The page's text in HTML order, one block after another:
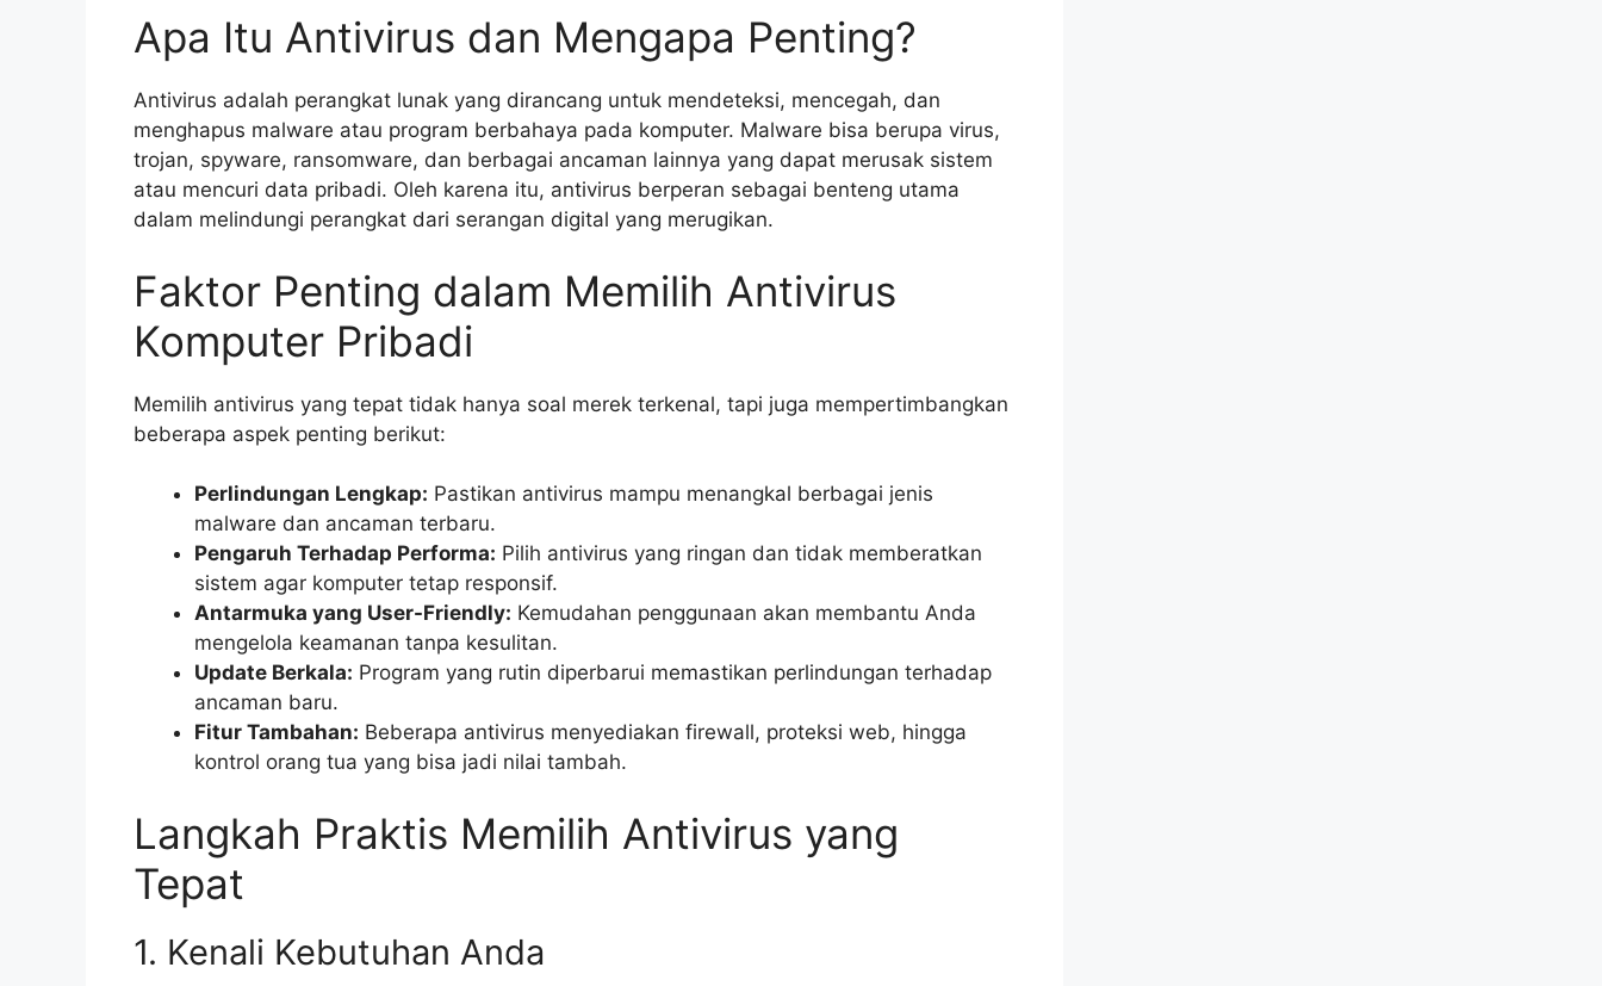
Apa Itu Antivirus dan Mengapa Penting?
Antivirus adalah perangkat lunak yang dirancang untuk mendeteksi, mencegah, dan
menghapus malware atau program berbahaya pada komputer. Malware bisa berupa virus,
trojan, spyware, ransomware, dan berbagai ancaman lainnya yang dapat merusak sistem
atau mencuri data pribadi. Oleh karena itu, antivirus berperan sebagai benteng utama
dalam melindungi perangkat dari serangan digital yang merugikan.
Faktor Penting dalam Memilih Antivirus
Komputer Pribadi
Memilih antivirus yang tepat tidak hanya soal merek terkenal, tapi juga mempertimbangkan
beberapa aspek penting berikut:
Perlindungan Lengkap: Pastikan antivirus mampu menangkal berbagai jenis
malware dan ancaman terbaru.
Pengaruh Terhadap Performa: Pilih antivirus yang ringan dan tidak memberatkan
sistem agar komputer tetap responsif.
Antarmuka yang User-Friendly: Kemudahan penggunaan akan membantu Anda
mengelola keamanan tanpa kesulitan.
Update Berkala: Program yang rutin diperbarui memastikan perlindungan terhadap
ancaman baru.
Fitur Tambahan: Beberapa antivirus menyediakan firewall, proteksi web, hingga
kontrol orang tua yang bisa jadi nilai tambah.
Langkah Praktis Memilih Antivirus yang
Tepat
1. Kenali Kebutuhan Anda